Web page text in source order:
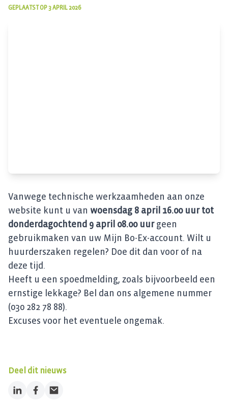
GEPLAATST OP3 APRIL 2026
Vanwege technische werkzaamheden aan onze
website kunt u van woensdag 8 april 16.00 uur tot
donderdagochtend 9 april 08.00 uur geen
gebruikmaken van uw Mijn Bo-Ex-account. Wilt u
huurderszaken regelen? Doe dit dan voor of na
deze tijd.
Heeft u een spoedmelding, zoals bijvoorbeeld een
ernstige lekkage? Bel dan ons algemene nummer
(030 282 78 88).
Excuses voor het eventuele ongemak.
Deel dit nieuws
LinkedInFacebook
Email